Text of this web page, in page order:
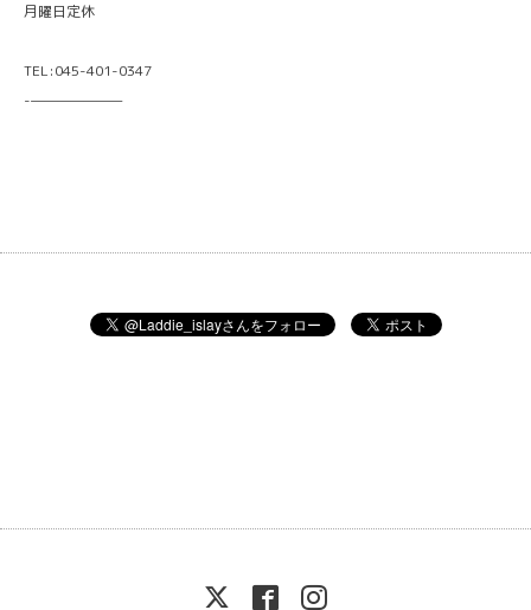
月曜日定休
TEL:045-401-0347
-———————